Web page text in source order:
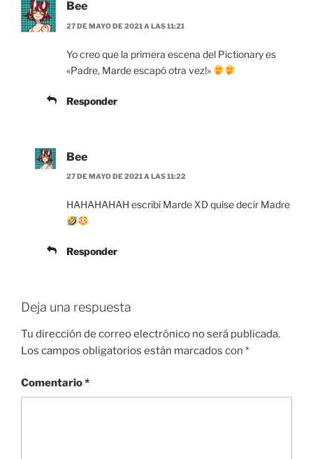
Bee
27 DE MAYO DE 2021 A LAS 11:21
Yo creo que la primera escena del Pictionary es
«Padre, Marde escapó otra vez!»
Responder
Bee
27 DE MAYO DE 2021 A LAS 11:22
HAHAHAHAH escribí Marde XD quise decir Madre
Responder
Deja una respuesta
Tu dirección de correo electrónico no será publicada.
Los campos obligatorios están marcados con *
Comentario*